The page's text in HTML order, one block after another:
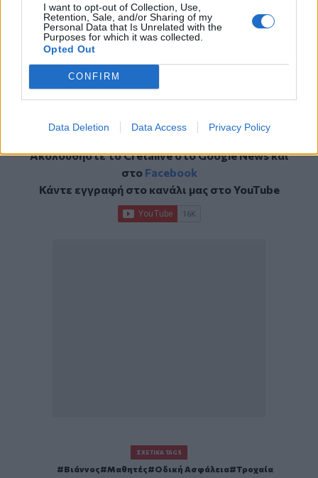
I want to opt-out of Collection, Use,
Retention, Sale, and/or Sharing of my
Personal Data that Is Unrelated with the
Purposes for which it was collected.
Opted Out
CONFIRM
Data Deletion Data Access Privacy Policy
Ακολουθήστε το Cretalive στοGoogle Newsκαι
στο Facebook
Κάντε εγγραφή στο κανάλι μας στοYouTube
ΣΧΕΤΙΚΆ TAGS
Βιάννος Μαθητές Οδική Ασφάλεια
Τροχαία